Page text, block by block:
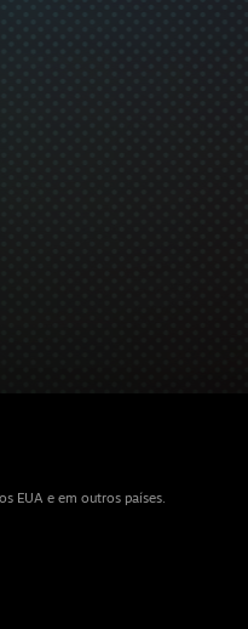
EUA e em outros países.